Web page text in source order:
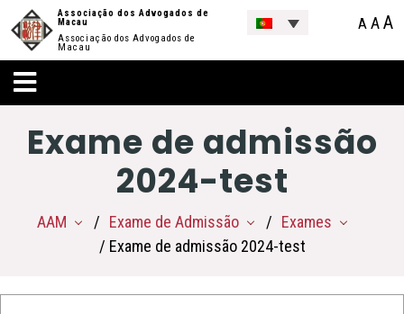
Associação dos Advogados de
Macau
Associação dos Advogados de
Macau
A AA
Exame de admissão
2024-test
AAM Exame de Admissão
Exames
/ Exame de admissão 2024-test